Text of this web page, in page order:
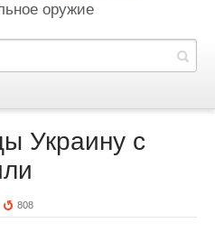
оружие
Украину с
808